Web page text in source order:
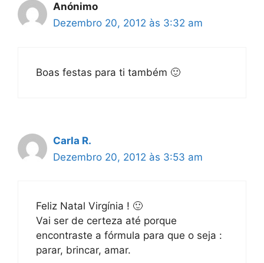
Anónimo
Dezembro 20, 2012 às 3:32 am
Boas festas para ti também 🙂
Carla R.
Dezembro 20, 2012 às 3:53 am
Feliz Natal Virgínia ! 🙂
Vai ser de certeza até porque
encontraste a fórmula para que o seja :
parar, brincar, amar.